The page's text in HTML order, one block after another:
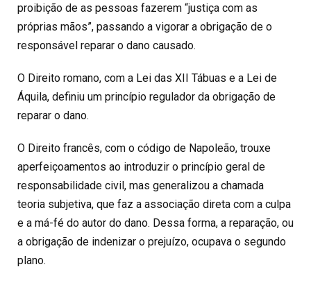
proibição de as pessoas fazerem “justiça com as
próprias mãos”, passando a vigorar a obrigação de o
responsável reparar o dano causado.
O Direito romano, com a Lei das XII Tábuas e a Lei de
Áquila, definiu um princípio regulador da obrigação de
reparar o dano.
O Direito francês, com o código de Napoleão, trouxe
aperfeiçoamentos ao introduzir o princípio geral de
responsabilidade civil, mas generalizou a chamada
teoria subjetiva, que faz a associação direta com a culpa
e a má-fé do autor do dano. Dessa forma, a reparação, ou
a obrigação de indenizar o prejuízo, ocupava o segundo
plano.